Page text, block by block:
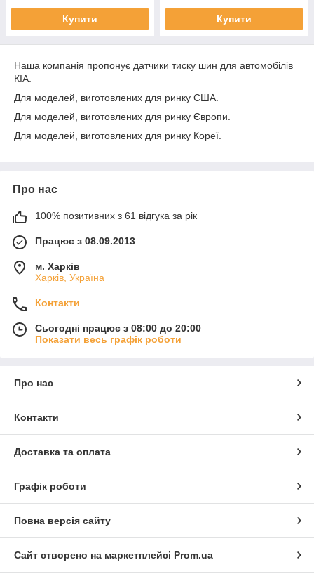
Купити Купити
Наша компанія пропонує датчики тиску шин для автомобілів
КІА.
Для моделей, виготовлених для ринку США.
Для моделей, виготовлених для ринку Європи.
Для моделей, виготовлених для ринку Кореї.
Про нас
100% позитивних з 61 відгука за рік
Працює з 08.09.2013
м. Харків
Харків, Україна
Контакти
Сьогодні працює з 08:00 до 20:00
Показати весь графік роботи
Про нас
Контакти
Доставка та оплата
Графік роботи
Повна версія сайту
Сайт створено на маркетплейсі Prom.ua